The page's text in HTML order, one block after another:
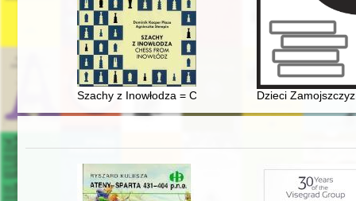
Szachy z Inowłodza = Chess from Inowłódz
Dzieci